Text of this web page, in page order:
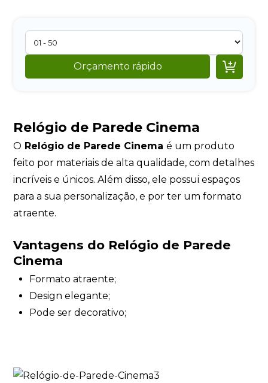
Orçamento rápido 
Relógio de Parede Cinema
O Relógio de Parede Cinemaé um produto
feito por materiais de alta qualidade, com detalhes
incríveis e únicos. Além disso, ele possui espaços
para a sua personalização, e por ter um formato
atraente.
Vantagens do Relógio de Parede
Cinema
Formato atraente;
Design elegante;
Pode ser decorativo;